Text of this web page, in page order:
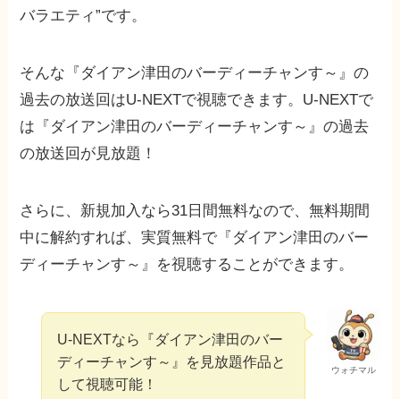
バラエティ”です。
そんな『ダイアン津田のバーディーチャンす～』の
過去の放送回はU-NEXTで視聴できます。U-NEXTで
は『ダイアン津田のバーディーチャンす～』の過去
の放送回が見放題！
さらに、新規加入なら31日間無料なので、無料期間
中に解約すれば、実質無料で『ダイアン津田のバー
ディーチャンす～』を視聴することができます。
ウォチマル
U-NEXTなら『ダイアン津田のバー
ディーチャンす～』を見放題作品と
して視聴可能！